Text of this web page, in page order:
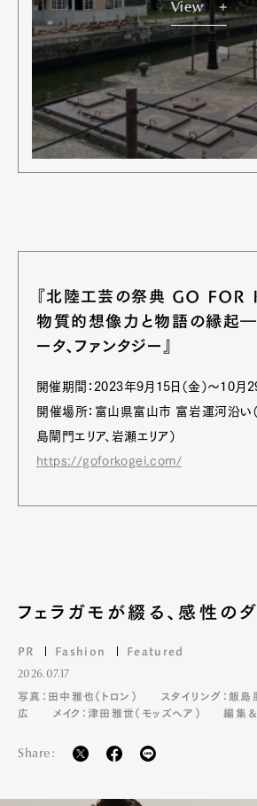
Art&DesignWatch Fashion
Product Culture
Pen Membership
Pen Meet
Pen international
View
『北陸工芸の祭典 GO
物質的想像力と物語の縁起―
ータ、ファンタジー』
開催期間：2023年9月15日（金）〜10月29
開催場所：富山県富山市 富岩運河沿い
島閘門エリア、岩瀬エリア）
https://goforkogei.com/
フェラガモが綴る、感性の
PR Fashion Featured
2026.07.17
写真：田中雅也（トロン）
スタイリング：飯島
広
メイク：津田雅世（モッズヘア） 編集
Share: